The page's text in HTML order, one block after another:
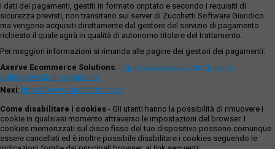
I dati dei pagamenti, gestiti in formato criptato e secondo i requisiti di
sicurezza previsti, non transitano sui server di Zucchetti Software Giuridico
ma vengono acquisiti direttamente dal gestore del servizio di pagamento
richiesto il quale agirà in qualità di autonomo titolare del trattamento.
Per maggiori informazioni si rimanda alle pagine dei gestori dei pagamenti:
Axerve Ecommerce Solutions: https://www.axerve.com/privacy-
policy/servizi-di-pagamento
Nexi: https://www.nexi.it/it/privacy
Come disabilitare i cookies - Gli utenti hanno la possibilità di rimuovere i
cookie in qualsiasi momento attraverso le impostazioni del browser. I
cookies memorizzati sul disco fisso del tuo dispositivo possono comunque
essere cancellati ed è inoltre possibile disabilitare i cookies seguendo le